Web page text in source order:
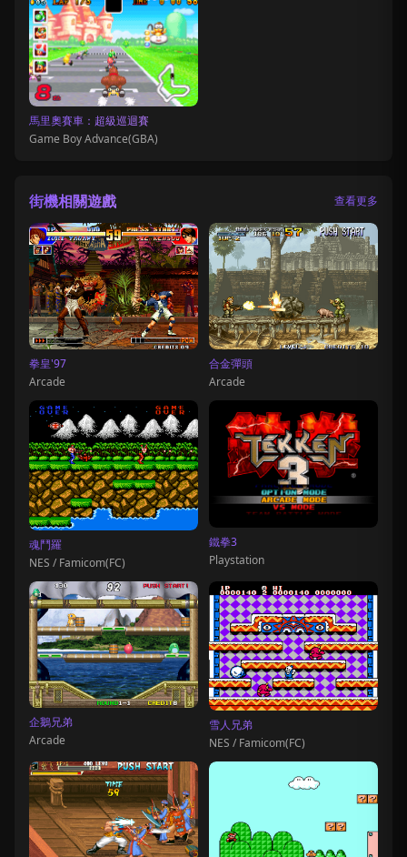
馬里奧賽車：超級巡迴賽
Game Boy Advance(GBA)
街機相關遊戲 查看更多
拳皇'97
Arcade
合金彈頭
Arcade
魂鬥羅
NES / Famicom(FC)
鐵拳3
Playstation
企鵝兄弟
Arcade
雪人兄弟
NES / Famicom(FC)